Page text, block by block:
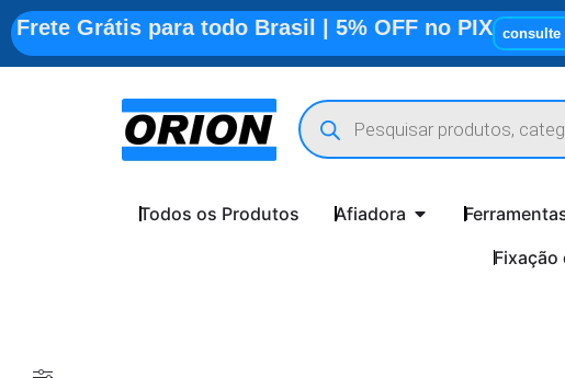
Frete Grátis para todo Brasil | 5% OFF no PIX consulte
Todos os Produtos Afiadora
Fixação